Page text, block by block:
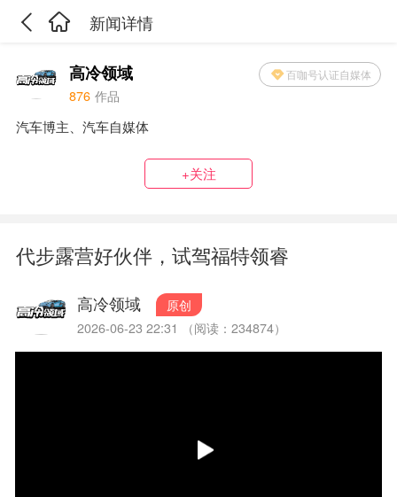
新闻详情
高冷领域 百咖号认证自媒体
876 作品
汽车博主、汽车自媒体
+关注
代步露营好伙伴，试驾福特领睿
高冷领域
原创
2026-06-23 22:31 （阅读：234874）